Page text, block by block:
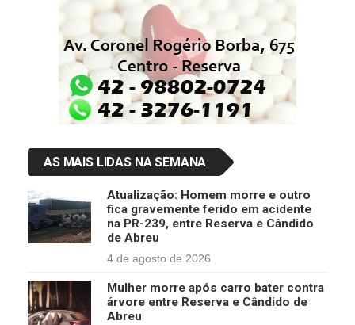
AS MAIS LIDAS NA SEMANA
Atualização: Homem morre e outro
fica gravemente ferido em acidente
na PR-239, entre Reserva e Cândido
de Abreu
4 de agosto de 2026
Mulher morre após carro bater contra
árvore entre Reserva e Cândido de
Abreu